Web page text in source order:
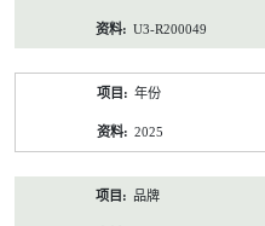
U3-R200049
年份
2025
品牌